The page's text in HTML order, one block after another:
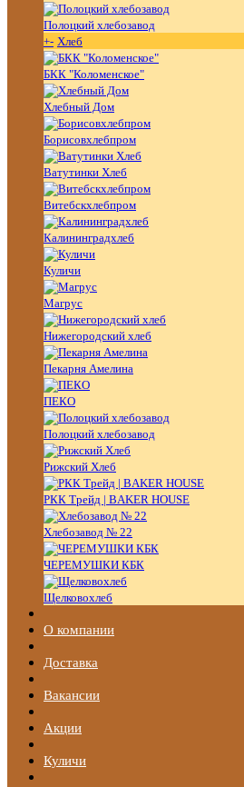
Полоцкий хлебозавод
+- Хлеб
БКК "Коломенское"
Хлебный Дом
Борисовхлебпром
Ватутинки Хлеб
Витебскхлебпром
Калининградхлеб
Куличи
Магрус
Нижегородский хлеб
Пекарня Амелина
ПЕКО
Полоцкий хлебозавод
Рижский Хлеб
РКК Трейд | BAKER HOUSE
Хлебозавод № 22
ЧЕРЕМУШКИ КБК
Щелковохлеб
О компании
Доставка
Вакансии
Акции
Куличи